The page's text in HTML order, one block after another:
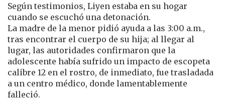
Según testimonios, Liyen estaba en su hogar
cuando se escuchó una detonación.
La madre de la menor pidió ayuda a las 3:00 a.m.,
tras encontrar el cuerpo de su hija; al llegar al
lugar, las autoridades confirmaron que la
adolescente había sufrido un impacto de escopeta
calibre 12 en el rostro, de inmediato, fue trasladada
a un centro médico, donde lamentablemente
falleció.